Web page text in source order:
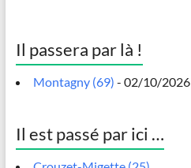
Il passera par là !
Montagny (69) - 02/10/2026
Il est passé par ici …